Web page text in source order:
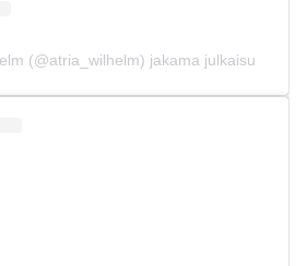
(@atria_wilhelm) jakama julkaisu